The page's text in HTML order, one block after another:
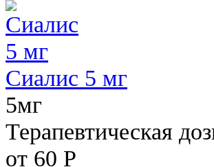
Сиалис 5 мг
5мг
Терапевтическая
от 60 Р